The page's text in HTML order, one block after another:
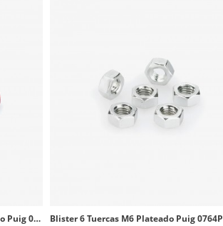
Blister 6 Tornillos Allen M6x45mm Rojo Puig 0370R Blister 6 Tuercas M6 Plateado Puig 0764P